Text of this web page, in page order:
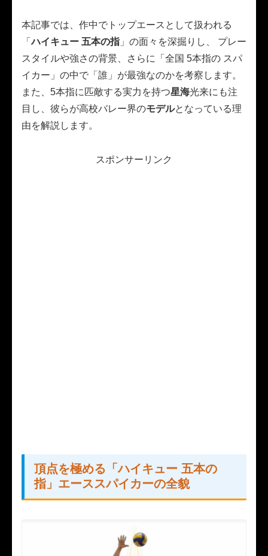
本記事では、作中でトップエースとして扱われる
「ハイキュー 五本の指 」の面々を深掘りし、 プレー
スタイルや強さの背景、さらに「全国 5本指の スパ
イカー」の中で「誰」が最強なのかを考察します。
また、5本指に匹敵する実力を持つ星海光来にも注
目し、彼らが高校バレー界のモデルとなっている理
由を解説します。
スポンサーリンク
頂点を極める「ハイキュー 五本の
指」エーススパイカーの全貌